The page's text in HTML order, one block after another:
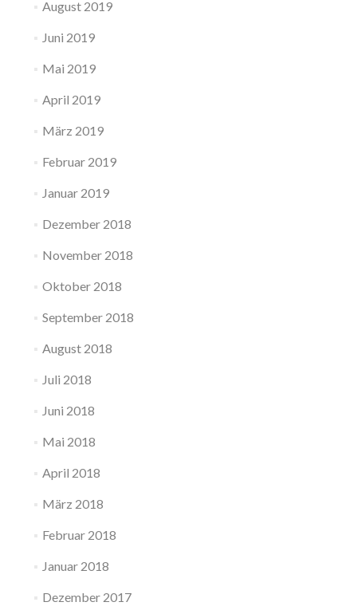
August 2019
Juni 2019
Mai 2019
April 2019
März 2019
Februar 2019
Januar 2019
Dezember 2018
November 2018
Oktober 2018
September 2018
August 2018
Juli 2018
Juni 2018
Mai 2018
April 2018
März 2018
Februar 2018
Januar 2018
Dezember 2017